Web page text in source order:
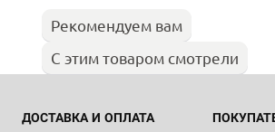
Рекомендуем вам
С этим товаром смотрели
ДОСТАВКА И ОПЛАТА